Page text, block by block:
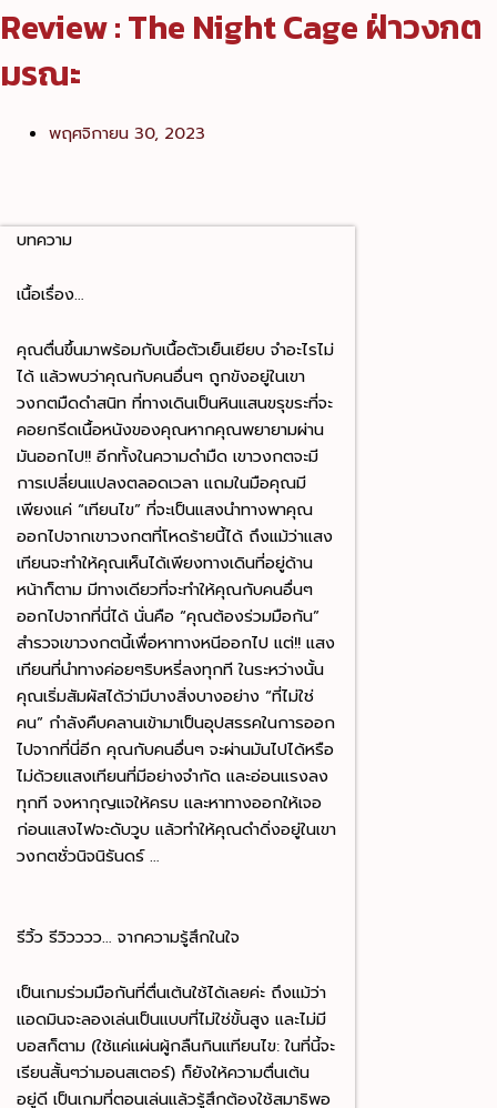
Review : The Night Cage ฝ่าวงกต
มรณะ
พฤศจิกายน 30, 2023
บทความ
เนื้อเรื่อง…
คุณตื่นขึ้นมาพร้อมกับเนื้อตัวเย็นเยียบ จำอะไรไม่
ได้ แล้วพบว่าคุณกับคนอื่นๆ ถูกขังอยู่ในเขา
วงกตมืดดำสนิท ที่ทางเดินเป็นหินแสนขรุขระที่จะ
คอยกรีดเนื้อหนังของคุณหากคุณพยายามผ่าน
มันออกไป!! อีกทั้งในความดำมืด เขาวงกตจะมี
การเปลี่ยนแปลงตลอดเวลา แถมในมือคุณมี
เพียงแค่ “เทียนไข” ที่จะเป็นแสงนำทางพาคุณ
ออกไปจากเขาวงกตที่โหดร้ายนี้ได้ ถึงแม้ว่าแสง
เทียนจะทำให้คุณเห็นได้เพียงทางเดินที่อยู่ด้าน
หน้าก็ตาม มีทางเดียวที่จะทำให้คุณกับคนอื่นๆ
ออกไปจากที่นี่ได้ นั่นคือ “คุณต้องร่วมมือกัน”
สำรวจเขาวงกตนี้เพื่อหาทางหนีออกไป แต่!! แสง
เทียนที่นำทางค่อยๆริบหรี่ลงทุกที ในระหว่างนั้น
คุณเริ่มสัมผัสได้ว่ามีบางสิ่งบางอย่าง “ที่ไม่ใช่
คน” กำลังคืบคลานเข้ามาเป็นอุปสรรคในการออก
ไปจากที่นี่อีก คุณกับคนอื่นๆ จะผ่านมันไปได้หรือ
ไม่ด้วยแสงเทียนที่มีอย่างจำกัด และอ่อนแรงลง
ทุกที จงหากุญแจให้ครบ และหาทางออกให้เจอ
ก่อนแสงไฟจะดับวูบ แล้วทำให้คุณดำดิ่งอยู่ในเขา
วงกตชั่วนิจนิรันดร์ …
รีวิ้ว รีวิวววว… จากความรู้สึกในใจ
เป็นเกมร่วมมือกันที่ตื่นเต้นใช้ได้เลยค่ะ ถึงแม้ว่า
แอดมินจะลองเล่นเป็นแบบที่ไม่ใช่ขั้นสูง และไม่มี
บอสก็ตาม (ใช้แค่แผ่นผู้กลืนกินแทียนไข: ในที่นี้จะ
เรียนสั้นๆว่ามอนสเตอร์) ก็ยังให้ความตื่นเต้น
อยู่ดี เป็นเกมที่ตอนเล่นแล้วรู้สึกต้องใช้สมาธิพอ